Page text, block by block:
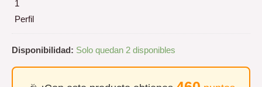
Disponibilidad: Solo quedan 2 disponibles